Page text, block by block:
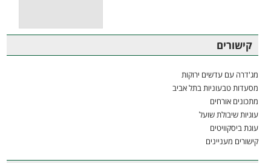
קישורים
מג'דרה עם עדשים ירוקות
מסעדות טבעוניות בתל אביב
מתכונים אורחים
עוגיות שיבולת שועל
עוגת ביסקוויטים
קישורים מעניינים